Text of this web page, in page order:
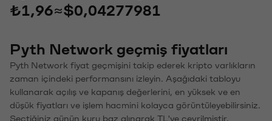
₺1,96≈$0,04277981
Pyth Network geçmiş fiyatları
Pyth Network fiyat geçmişini takip ederek kripto varlıkların
zaman içindeki performansını izleyin. Aşağıdaki tabloyu
kullanarak açılış ve kapanış değerlerini, en yüksek ve en
düşük fiyatları ve işlem hacmini kolayca görüntüleyebilirsiniz.
Seçtiğiniz günün kuru baz alınarak TL'ye çevrilmiştir.